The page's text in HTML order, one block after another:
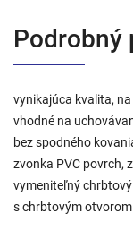
Podrobný
vynikajúca kvalita,
vhodné na
bez spodného
zvonka PVC povrch,
vymeniteľný
s chrbtovým otvorom